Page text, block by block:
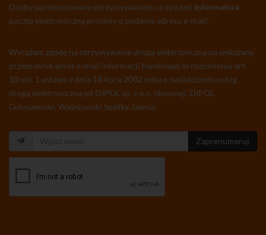
Osoby zainteresowane otrzymywaniem co tydzień Informatora
pocztą elektroniczną prosimy o podanie adresu e-mail:
Wyrażam zgodę na otrzymywanie drogą elektroniczną na wskazany
przeze mnie adres e-mail informacji handlowej w rozumieniu art.
10 ust. 1 ustawy z dnia 18 lipca 2002 roku o świadczeniu usług
drogą elektroniczną od DIPOL sp. z o.o. (dawniej: DIPOL
Gołaszewski, Waśniowski Spółka Jawna)
Zaprenumeruj